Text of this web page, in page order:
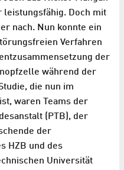
leistungsfähig. Doch mit
nach. Nun konnte ein
Verfahren
der
während der
die nun im
waren Teams der
(PTB), der
der
HZB und des
Universität